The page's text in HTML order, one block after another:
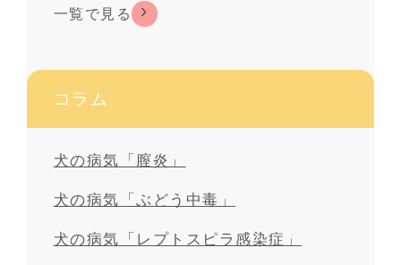
一覧で見る
コラム
犬の病気「膣炎」
犬の病気「ぶどう中毒」
犬の病気「レプトスピラ感染症」